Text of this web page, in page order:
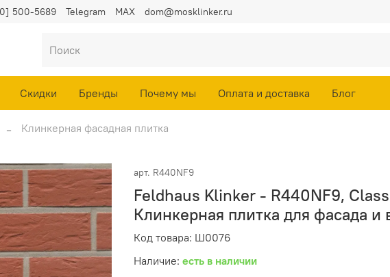
500-5689 Telegram MAX dom@mosklinker.ru
Скидки Бренды Почему мы Оплата и доставка Блог
Клинкерная фасадная плитка
арт. R440NF9
Feldhaus Klinker - R440NF9,
Клинкерная плитка для фасада и
Код товара: Ш0076
Наличие: есть в наличии